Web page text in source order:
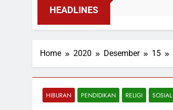
HEADLINES
2 Minggu Ago
Home 2020 Desember 15
HIBURAN PENDIDIKAN RELIGI SOSIAL